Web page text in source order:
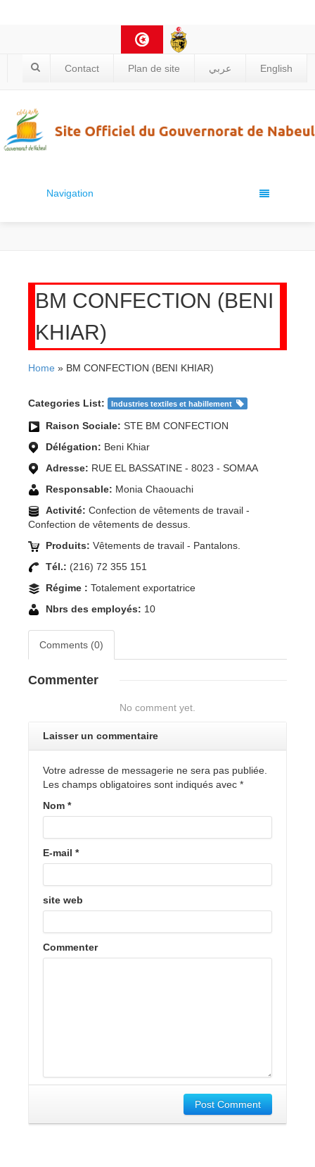
Contact Plan de site عربي English
Navigation
BM CONFECTION (BENI
KHIAR)
Home » BM CONFECTION (BENI KHIAR)
Categories List: Industries textiles et habillement
Raison Sociale: STE BM CONFECTION
Délégation: Beni Khiar
Adresse: RUE EL BASSATINE - 8023 - SOMAA
Responsable: Monia Chaouachi
Activité: Confection de vêtements de travail -
Confection de vêtements de dessus.
Produits: Vêtements de travail - Pantalons.
Tél.: (216) 72 355 151
Régime : Totalement exportatrice
Nbrs des employés: 10
Comments (0)
Commenter
No comment yet.
Laisser un commentaire
Votre adresse de messagerie ne sera pas publiée.
Les champs obligatoires sont indiqués avec *
Nom *
E-mail *
site web
Commenter
Post Comment